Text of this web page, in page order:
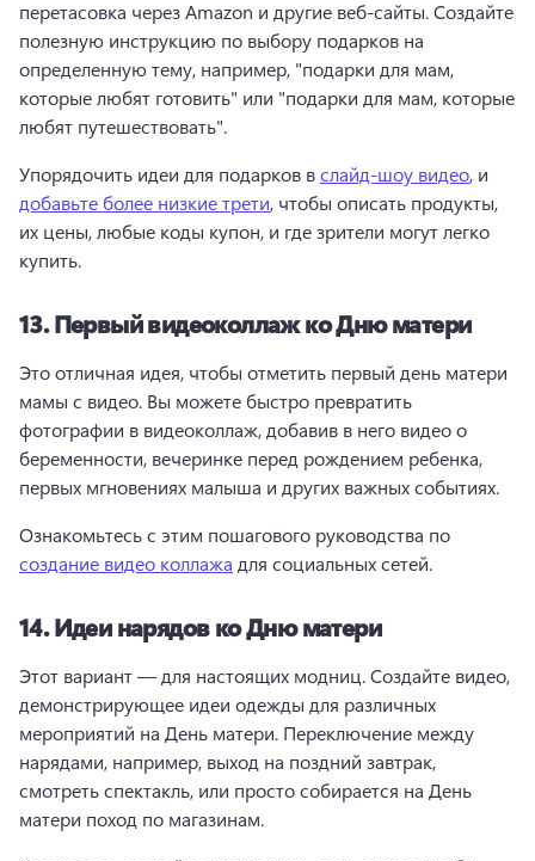
перетасовка через Amazon и другие веб-сайты. Создайте
полезную инструкцию по выбору подарков на
определенную тему, например, "подарки для мам,
которые любят готовить" или "подарки для мам, которые
любят путешествовать".
Упорядочить идеи для подарков в слайд-шоу видео, и
добавьте более низкие трети, чтобы описать продукты,
их цены, любые коды купон, и где зрители могут легко
купить.
13.Первый видеоколлаж ко Дню матери
Это отличная идея, чтобы отметить первый день матери
мамы с видео. Вы можете быстро превратить
фотографии в видеоколлаж, добавив в него видео о
беременности, вечеринке перед рождением ребенка,
первых мгновениях малыша и других важных событиях.
Ознакомьтесь с этим пошагового руководства по
создание видео коллажа для социальных сетей.
14.Идеи нарядов ко Дню матери
Этот вариант — для настоящих модниц. Создайте видео,
демонстрирующее идеи одежды для различных
мероприятий на День матери. Переключение между
нарядами, например, выход на поздний завтрак,
смотреть спектакль, или просто собирается на День
матери поход по магазинам.